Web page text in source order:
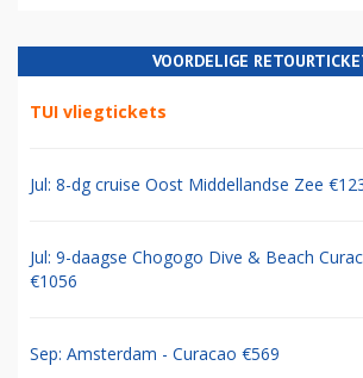
VOORDELIGE
TUI vliegtickets
Jul: 8-dg cruise Oost Middellandse Zee
Jul: 9-daagse Chogogo Dive & Beach
€1056
Sep: Amsterdam - Curacao €569